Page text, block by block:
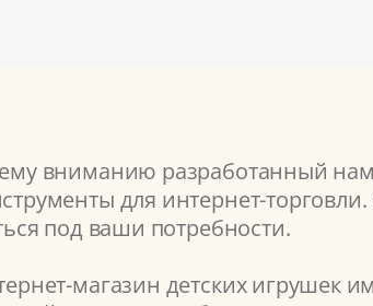
вниманию разработанный
для интернет-
под ваши потребности.
магазин детских игрушек